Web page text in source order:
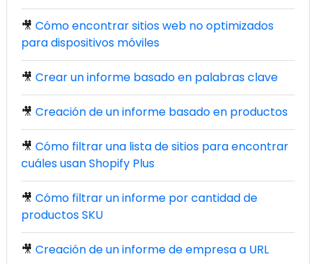
🎥 Cómo encontrar sitios web no optimizados
para dispositivos móviles
🎥 Crear un informe basado en palabras clave
🎥 Creación de un informe basado en productos
🎥 Cómo filtrar una lista de sitios para encontrar
cuáles usan Shopify Plus
🎥 Cómo filtrar un informe por cantidad de
productos SKU
🎥 Creación de un informe de empresa a URL